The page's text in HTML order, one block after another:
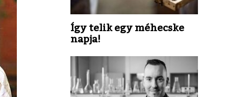
Így telik egy méhecske
napja!